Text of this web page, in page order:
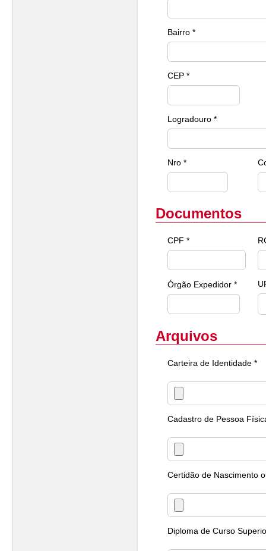
Bairro *
CEP *
Logradouro *
Nro *
Documentos
CPF *
Órgão Expedidor *
Arquivos
Carteira de Identidade *
Cadastro de Pessoa
Certidão de Nascimento
Diploma de Curso